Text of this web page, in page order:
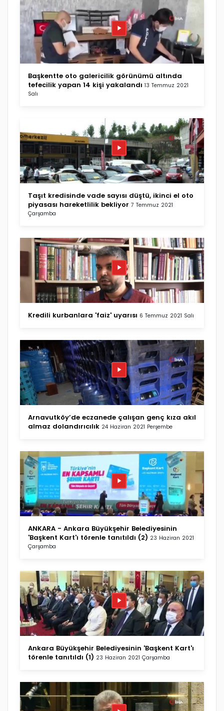
Başkentte oto galericilik görünümü altında
tefecilik yapan 14 kişi yakalandı 13 Temmuz 2021
Salı
Taşıt kredisinde vade sayısı düştü, ikinci el oto
piyasası hareketlilik bekliyor 7 Temmuz 2021
Çarşamba
Kredili kurbanlara 'faiz' uyarısı 6 Temmuz 2021 Salı
Arnavutköy’de eczanede çalışan genç kıza akıl
almaz dolandırıcılık 24 Haziran 2021 Perşembe
ANKARA - Ankara Büyükşehir Belediyesinin
'Başkent Kart'ı törenle tanıtıldı (2) 23 Haziran 2021
Çarşamba
Ankara Büyükşehir Belediyesinin 'Başkent Kart'ı
törenle tanıtıldı (1) 23 Haziran 2021 Çarşamba